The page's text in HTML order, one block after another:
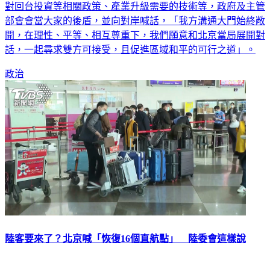
對回台投資等相關政策、產業升級需要的技術等，政府及主管
部會會當大家的後盾，並向對岸喊話，「我方溝通大門始終敞
開，在理性、平等、相互尊重下，我們願意和北京當局展開對
話，一起尋求雙方可接受，且促進區域和平的可行之道」。
政治
陸客要來了？北京喊「恢復16個直航點」 陸委會這樣說